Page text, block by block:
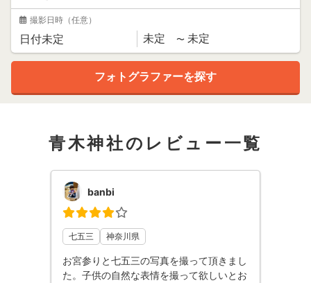
撮影日時 （任意）
青木神社のレビュー一覧
banbi
七五三 神奈川県
お宮参りと七五三の写真を撮って頂きまし
た。子供の自然な表情を撮って欲しいとお